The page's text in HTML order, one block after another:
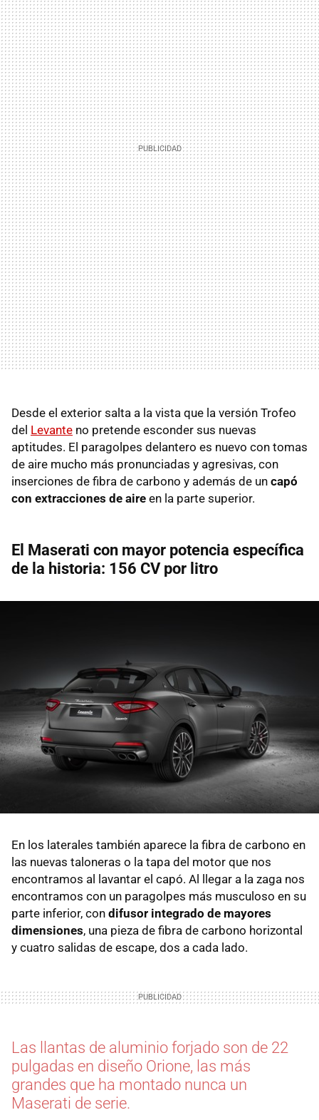
Desde el exterior salta a la vista que la versión Trofeo
del Levante no pretende esconder sus nuevas
aptitudes. El paragolpes delantero es nuevo con tomas
de aire mucho más pronunciadas y agresivas, con
inserciones de fibra de carbono y además de un capó
con extracciones de aire en la parte superior.
El Maserati con mayor potencia específica
de la historia: 156 CV por litro
En los laterales también aparece la fibra de carbono en
las nuevas taloneras o la tapa del motor que nos
encontramos al lavantar el capó. Al llegar a la zaga nos
encontramos con un paragolpes más musculoso en su
parte inferior, con difusor integrado de mayores
dimensiones, una pieza de fibra de carbono horizontal
y cuatro salidas de escape, dos a cada lado.
Las llantas de aluminio forjado son de 22
pulgadas en diseño Orione, las más
grandes que ha montado nunca un
Maserati de serie.